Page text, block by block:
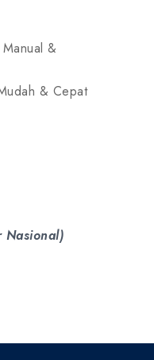
&
& Cepat
Nasional)